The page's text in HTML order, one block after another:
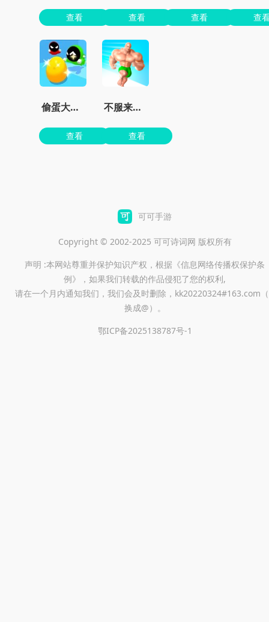
查看 查看 查看 查
偷蛋大作战
查看
不服来战鸭正版
查看
可可手游
Copyright © 2002-2025 可可诗词网 版权所有
声明 :本网站尊重并保护知识产权，根据《信息网络传播权保护条
例》，如果我们转载的作品侵犯了您的权利,
请在一个月内通知我们，我们会及时删除，kk20220324#163.com
换成@）。
鄂ICP备2025138787号-1